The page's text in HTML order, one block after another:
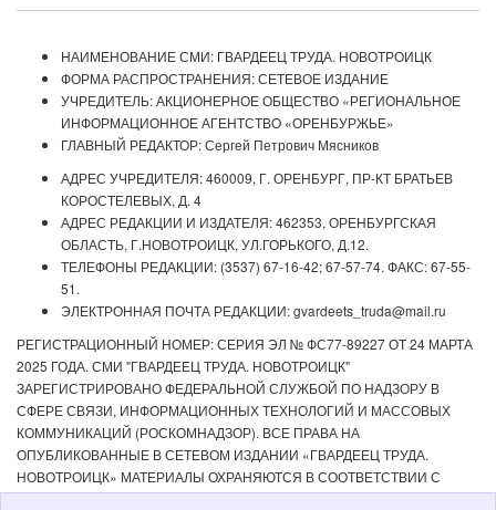
НАИМЕНОВАНИЕ СМИ: ГВАРДЕЕЦ ТРУДА. НОВОТРОИЦК
ФОРМА РАСПРОСТРАНЕНИЯ: СЕТЕВОЕ ИЗДАНИЕ
УЧРЕДИТЕЛЬ: АКЦИОНЕРНОЕ ОБЩЕСТВО «РЕГИОНАЛЬНОЕ
ИНФОРМАЦИОННОЕ АГЕНТСТВО «ОРЕНБУРЖЬЕ»
ГЛАВНЫЙ РЕДАКТОР: Сергей Петрович Мясников
АДРЕС УЧРЕДИТЕЛЯ: 460009, Г. ОРЕНБУРГ, ПР-КТ БРАТЬЕВ
КОРОСТЕЛЕВЫХ, Д. 4
АДРЕС РЕДАКЦИИ И ИЗДАТЕЛЯ: 462353, ОРЕНБУРГСКАЯ
ОБЛАСТЬ, Г.НОВОТРОИЦК, УЛ.ГОРЬКОГО, Д.12.
ТЕЛЕФОНЫ РЕДАКЦИИ: (3537) 67-16-42; 67-57-74. ФАКС: 67-55-
51.
ЭЛЕКТРОННАЯ ПОЧТА РЕДАКЦИИ: gvardeets_truda@mail.ru
РЕГИСТРАЦИОННЫЙ НОМЕР: СЕРИЯ ЭЛ № ФС77-89227 ОТ 24 МАРТА
2025 ГОДА. СМИ "ГВАРДЕЕЦ ТРУДА. НОВОТРОИЦК"
ЗАРЕГИСТРИРОВАНО ФЕДЕРАЛЬНОЙ СЛУЖБОЙ ПО НАДЗОРУ В
СФЕРЕ СВЯЗИ, ИНФОРМАЦИОННЫХ ТЕХНОЛОГИЙ И МАССОВЫХ
КОММУНИКАЦИЙ (РОСКОМНАДЗОР). ВСЕ ПРАВА НА
ОПУБЛИКОВАННЫЕ В СЕТЕВОМ ИЗДАНИИ «ГВАРДЕЕЦ ТРУДА.
НОВОТРОИЦК» МАТЕРИАЛЫ ОХРАНЯЮТСЯ В СООТВЕТСТВИИ С
ЗАКОНОДАТЕЛЬСТВОМ РФ. ЛЮБОЕ ИСПОЛЬЗОВАНИЕ МАТЕРИАЛОВ